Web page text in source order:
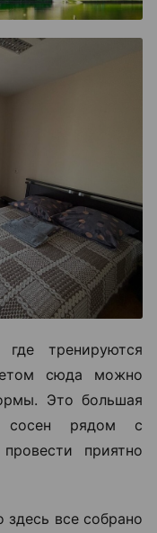
тренируются
сюда можно
Это большая
сосен рядом с
приятно
все собрано